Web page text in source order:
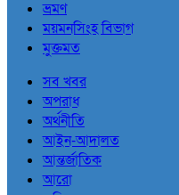
ভ্রমণ
ময়মনসিংহ বিভাগ
মুক্তমত
সব খবর
অপরাধ
অর্থনীতি
আইন-আদালত
আন্তর্জাতিক
আরো